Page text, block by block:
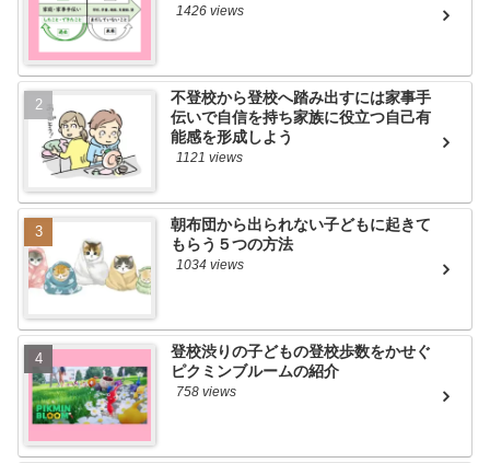
1426 views
不登校から登校へ踏み出すには家事手
伝いで自信を持ち家族に役立つ自己有
能感を形成しよう
1121 views
朝布団から出られない子どもに起きて
もらう５つの方法
1034 views
登校渋りの子どもの登校歩数をかせぐ
ピクミンブルームの紹介
758 views